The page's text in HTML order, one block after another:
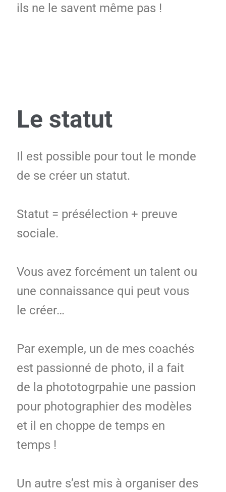
ils ne le savent même pas !
Le statut
Il est possible pour tout le monde
de se créer un statut.
Statut = présélection + preuve
sociale.
Vous avez forcément un talent ou
une connaissance qui peut vous
le créer…
Par exemple, un de mes coachés
est passionné de photo, il a fait
de la phototogrpahie une passion
pour photographier des modèles
et il en choppe de temps en
temps !
Un autre s’est mis à organiser des